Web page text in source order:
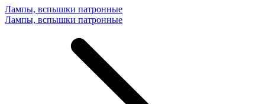
Лампы, вспышки патронные
Лампы, вспышки патронные